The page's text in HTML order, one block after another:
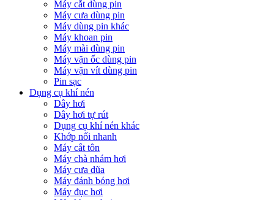
Máy cắt dùng pin
Máy cưa dùng pin
Máy dùng pin khác
Máy khoan pin
Máy mài dùng pin
Máy vặn ốc dùng pin
Máy vặn vít dùng pin
Pin sạc
Dụng cụ khí nén
Dây hơi
Dây hơi tự rút
Dụng cụ khí nén khác
Khớp nối nhanh
Máy cắt tôn
Máy chà nhám hơi
Máy cưa dũa
Máy đánh bóng hơi
Máy đục hơi